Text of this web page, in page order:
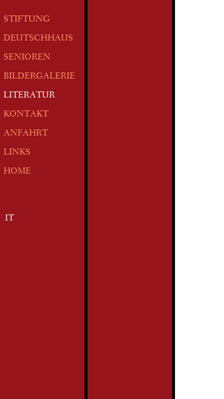
STIFTUNG
DEUTSCHHAUS
SENIOREN
BILDERGALERIE
LITERATUR
KONTAKT
ANFAHRT
LINKS
HOME
IT